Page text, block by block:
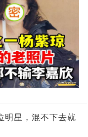
明星，混不下去就